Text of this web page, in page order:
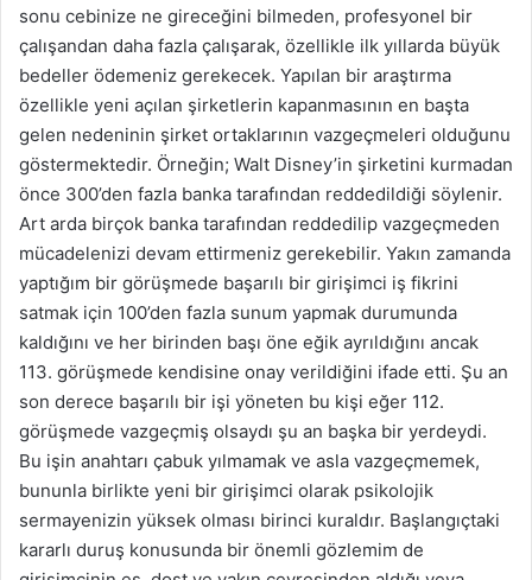
sonu cebinize ne gireceğini bilmeden, profesyonel bir
çalışandan daha fazla çalışarak, özellikle ilk yıllarda büyük
bedeller ödemeniz gerekecek. Yapılan bir araştırma
özellikle yeni açılan şirketlerin kapanmasının en başta
gelen nedeninin şirket ortaklarının vazgeçmeleri olduğunu
göstermektedir. Örneğin; Walt Disney’in şirketini kurmadan
önce 300’den fazla banka tarafından reddedildiği söylenir.
Art arda birçok banka tarafından reddedilip vazgeçmeden
mücadelenizi devam ettirmeniz gerekebilir. Yakın zamanda
yaptığım bir görüşmede başarılı bir girişimci iş fikrini
satmak için 100’den fazla sunum yapmak durumunda
kaldığını ve her birinden başı öne eğik ayrıldığını ancak
113. görüşmede kendisine onay verildiğini ifade etti. Şu an
son derece başarılı bir işi yöneten bu kişi eğer 112.
görüşmede vazgeçmiş olsaydı şu an başka bir yerdeydi.
Bu işin anahtarı çabuk yılmamak ve asla vazgeçmemek,
bununla birlikte yeni bir girişimci olarak psikolojik
sermayenizin yüksek olması birinci kuraldır. Başlangıçtaki
kararlı duruş konusunda bir önemli gözlemim de